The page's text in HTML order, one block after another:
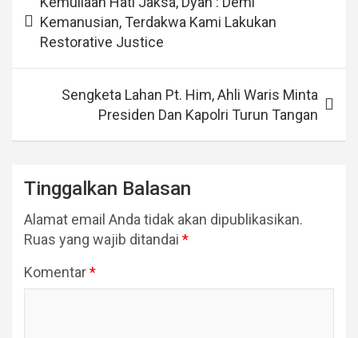
posKemanusian, Terdakwa Kami Lakukan
Restorative Justice
Sengketa Lahan Pt. Him, Ahli Waris Minta
Presiden Dan Kapolri Turun Tangan
Tinggalkan Balasan
Alamat email Anda tidak akan dipublikasikan.
Ruas yang wajib ditandai *
Komentar*